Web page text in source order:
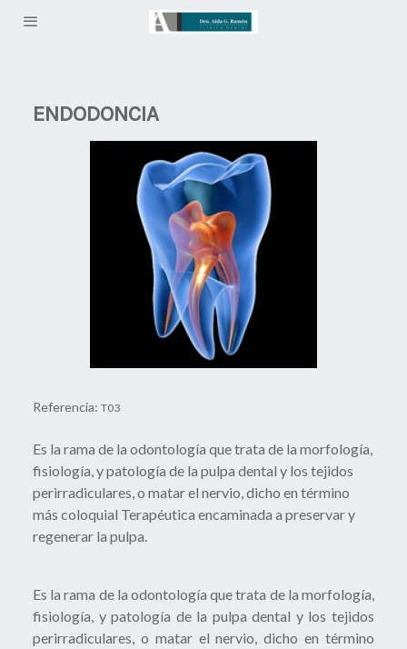
ENDODONCIA
Referencia: T03
Es la rama de la odontología que trata de la morfología,
fisiología, y patología de la pulpa dental y los tejidos
perirradiculares, o matar el nervio, dicho en término
más coloquial Terapéutica encaminada a preservar y
regenerar la pulpa.
Es la rama de la odontología que trata de la morfología,
fisiología, y patología de la pulpa dental y los tejidos
perirradiculares, o matar el nervio, dicho en término